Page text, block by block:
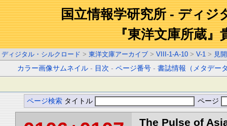
国立情報学研究所 - ディジ
『東洋文庫所蔵』
ディジタル・シルクロード > 東洋文庫アーカイブ > VIII-1-A-10 > V-1 > 見
カラー画像サムネイル - 目次 -ページ番号 -書誌情報（メタデー
ページ検索 タイトル ページ
The Pulse of